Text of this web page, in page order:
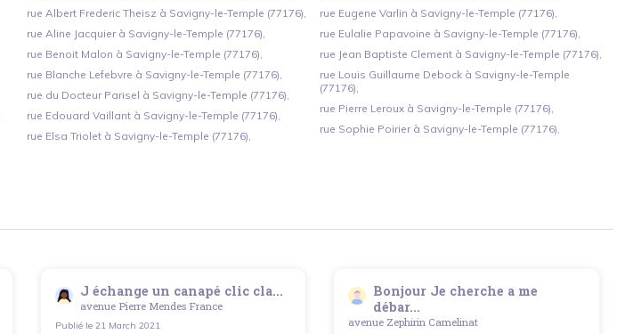
rue Albert Frederic Theisz à Savigny-le-Temple (77176),
rue Aline Jacquier à Savigny-le-Temple (77176),
rue Benoit Malon à Savigny-le-Temple (77176),
rue Blanche Lefebvre à Savigny-le-Temple (77176),
rue du Docteur Parisel à Savigny-le-Temple (77176),
rue Edouard Vaillant à Savigny-le-Temple (77176),
rue Elsa Triolet à Savigny-le-Temple (77176),
rue Eugene Varlin à Savigny-le-Temple (77176),
rue Eulalie Papavoine à Savigny-le-Temple (77176),
rue Jean Baptiste Clement à Savigny-le-Temple (77176),
rue Louis Guillaume Debock à Savigny-le-Temple
(77176),
rue Pierre Leroux à Savigny-le-Temple (77176),
rue Sophie Poirier à Savigny-le-Temple (77176),
J échange un canapé clic cla...
avenue Pierre Mendes France
Publié le 21 March 2021
Bonjour Je cherche a me
débar...
avenue Zephirin Camelinat